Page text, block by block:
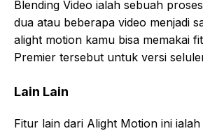
Blending Video ialah sebuah
dua atau beberapa video menjadi
alight motion kamu bisa memakai
Premier tersebut untuk versi
Lain Lain
Fitur lain dari Alight Motion ini